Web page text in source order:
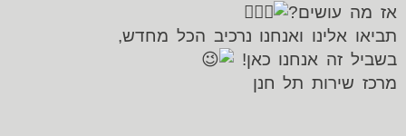
אז מה עושים?
תביאו אלינו ואנחנו נרכיב הכל מחדש,
בשביל זה אנחנו כאן!
מרכז שירות תל חנן